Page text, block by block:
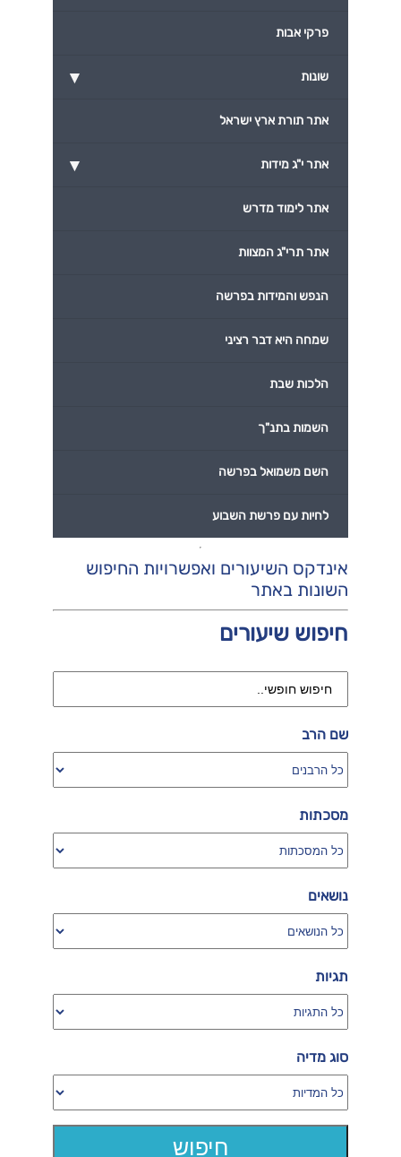
אינדקס השיעורים ואפשרויות החיפוש
השונות באתר
חיפוש שיעורים
שם הרב
מסכתות
נושאים
תגיות
סוג מדיה
פרקי אבות
▾ שונות
אתר תורת ארץ ישראל
▾ אתר י"ג מידות
אתר לימוד מדרש
אתר תרי"ג המצוות
הנפש והמידות בפרשה
שמחה היא דבר רציני
הלכות שבת
השמות בתנ"ך
השם משמואל בפרשה
לחיות עם פרשת השבוע